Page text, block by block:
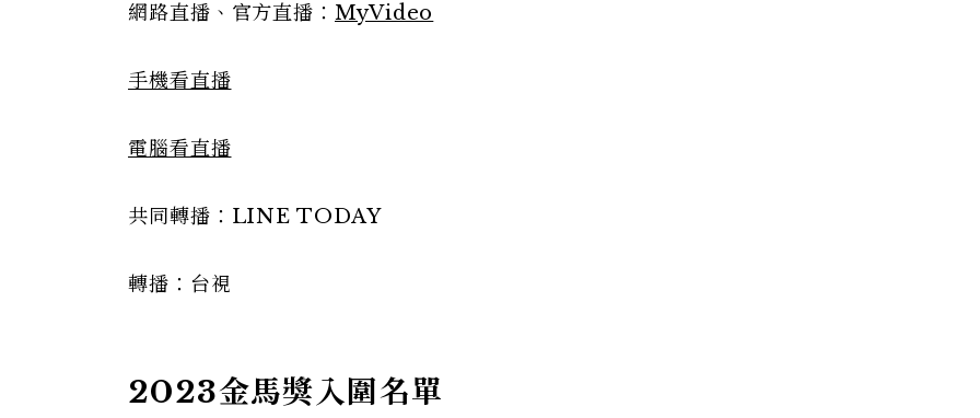
網路直播、官方直播： MyVideo
手機看直播
電腦看直播
共同轉播：LINE TODAY
轉播：台視
2023金馬獎入圍名單